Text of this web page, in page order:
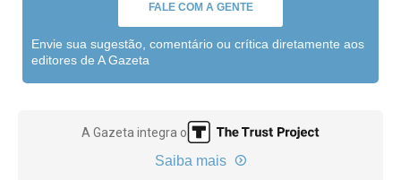
FALE COM A GENTE
Envie sua sugestão, comentário ou crítica diretamente aos
editores de A Gazeta
A Gazeta integra o
Saiba mais